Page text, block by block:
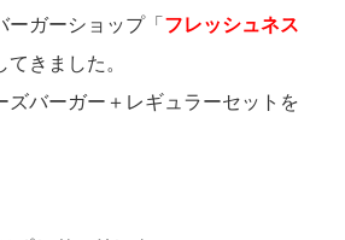
ガーショップ「 フレッシュネス
てきました。
ズバーガー＋レギュラーセットを